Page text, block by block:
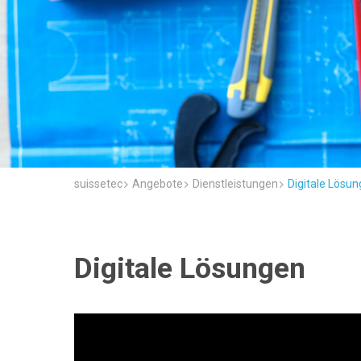
suissetec Angebote Dienstleistungen Digitale
Digitale Lösungen